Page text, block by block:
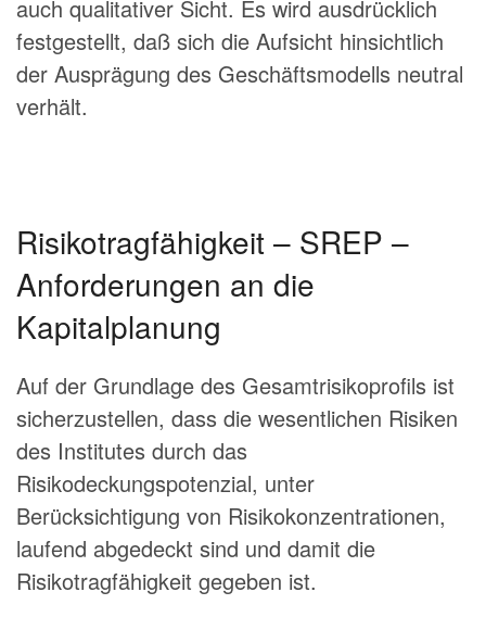
auch qualitativer Sicht. Es wird ausdrücklich
festgestellt, daß sich die Aufsicht hinsichtlich
der Ausprägung des Geschäftsmodells neutral
verhält.
Risikotragfähigkeit – SREP –
Anforderungen an die
Kapitalplanung
Auf der Grundlage des Gesamtrisikoprofils ist
sicherzustellen, dass die wesentlichen Risiken
des Institutes durch das
Risikodeckungspotenzial, unter
Berücksichtigung von Risikokonzentrationen,
laufend abgedeckt sind und damit die
Risikotragfähigkeit gegeben ist.